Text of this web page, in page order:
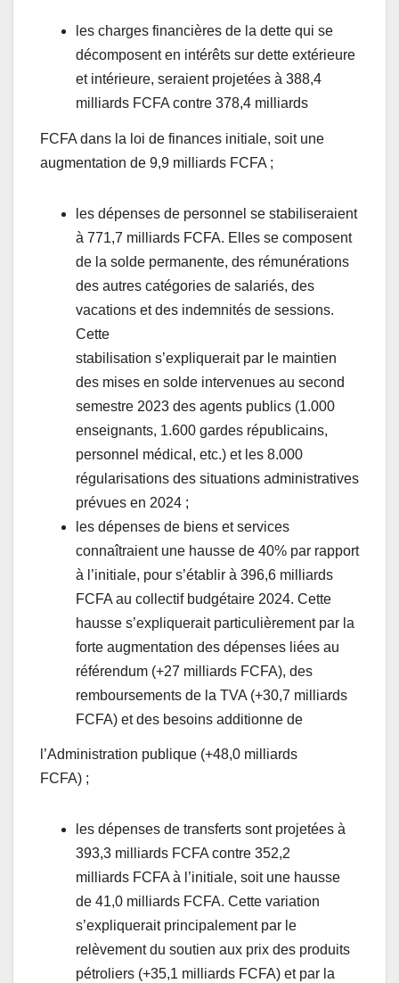
les charges financières de la dette qui se
décomposent en intérêts sur dette extérieure
et intérieure, seraient projetées à 388,4
milliards FCFA contre 378,4 milliards
FCFA dans la loi de finances initiale, soit une
augmentation de 9,9 milliards FCFA ;
les dépenses de personnel se stabiliseraient
à 771,7 milliards FCFA. Elles se composent
de la solde permanente, des rémunérations
des autres catégories de salariés, des
vacations et des indemnités de sessions.
Cette
stabilisation s’expliquerait par le maintien
des mises en solde intervenues au second
semestre 2023 des agents publics (1.000
enseignants, 1.600 gardes républicains,
personnel médical, etc.) et les 8.000
régularisations des situations administratives
prévues en 2024 ;
les dépenses de biens et services
connaîtraient une hausse de 40% par rapport
à l’initiale, pour s’établir à 396,6 milliards
FCFA au collectif budgétaire 2024. Cette
hausse s’expliquerait particulièrement par la
forte augmentation des dépenses liées au
référendum (+27 milliards FCFA), des
remboursements de la TVA (+30,7 milliards
FCFA) et des besoins additionne de
l’Administration publique (+48,0 milliards
FCFA) ;
les dépenses de transferts sont projetées à
393,3 milliards FCFA contre 352,2
milliards FCFA à l’initiale, soit une hausse
de 41,0 milliards FCFA. Cette variation
s’expliquerait principalement par le
relèvement du soutien aux prix des produits
pétroliers (+35,1 milliards FCFA) et par la